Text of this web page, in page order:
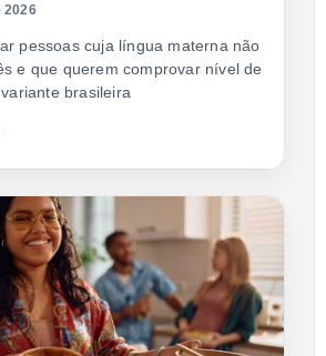
2026
pessoas cuja língua materna não
e que querem comprovar nível de
brasileira